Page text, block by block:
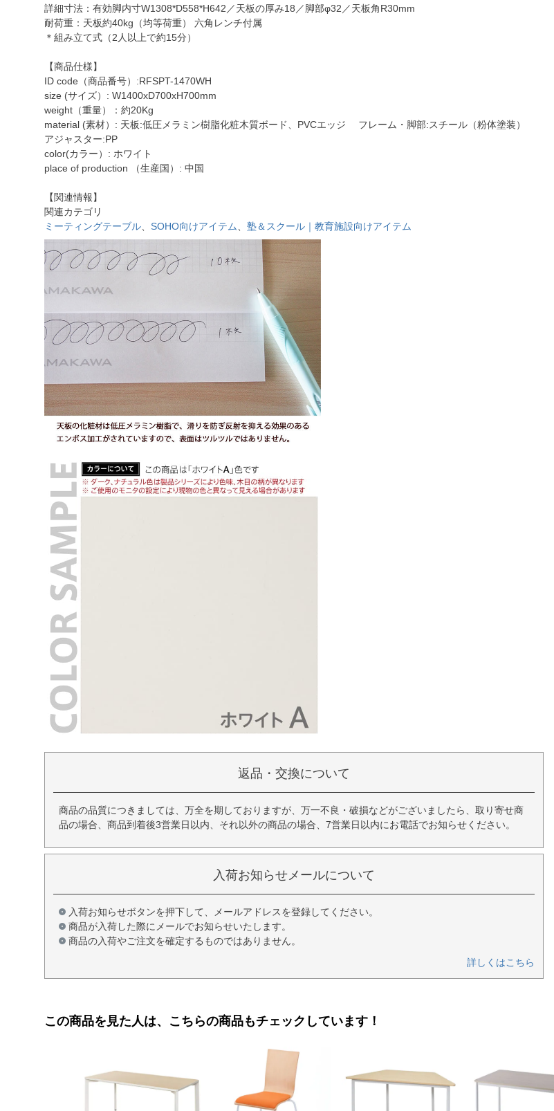
詳細寸法：有効脚内寸W1308*D558*H642／天板の厚み18／脚部φ32／天板角R30mm
耐荷重：天板約40kg（均等荷重） 六角レンチ付属
＊組み立て式（2人以上で約15分）
【商品仕様】
ID code（商品番号）:RFSPT-1470WH
size (サイズ）: W1400xD700xH700mm
weight（重量）：約20Kg
material (素材）: 天板:低圧メラミン樹脂化粧木質ボード、PVCエッジ フレーム・脚部:スチール（粉体塗装）
アジャスター:PP
color(カラー）: ホワイト
place of production （生産国）: 中国
【関連情報】
関連カテゴリ
ミーティングテーブル
SOHO向けアイテム 塾＆スクール｜教育施設向けアイテム
返品・交換について
商品の品質につきましては、万全を期しておりますが、万一不良・破損などがございましたら、取り寄せ商
品の場合、商品到着後3営業日以内、それ以外の商品の場合、7営業日以内にお電話でお知らせください。
入荷お知らせメールについて
入荷お知らせボタンを押下して、メールアドレスを登録してください。
商品が入荷した際にメールでお知らせいたします。
商品の入荷やご注文を確定するものではありません。
詳しくはこちら
この商品を見た人は、こちらの商品もチェックしています！